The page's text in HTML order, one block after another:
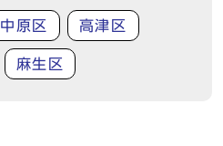
中原区 高津区
麻生区